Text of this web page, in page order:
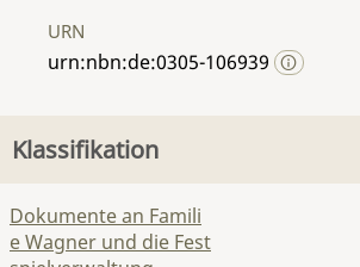
URN
urn:nbn:de:0305-106939
Klassifikation
Dokumente an Famili
e Wagner und die Fest